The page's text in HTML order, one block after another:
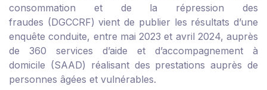
consommation et de la répression des
fraudes (DGCCRF) vient de publier les résultats d’une
enquête conduite, entre mai 2023 et avril 2024, auprès
de 360 services d’aide et d’accompagnement à
domicile (SAAD) réalisant des prestations auprès de
personnes âgées et vulnérables.